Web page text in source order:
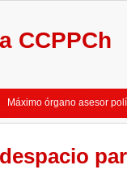
CCPPCh
Máximo legislador chino
Máximo órgano asesor
Máximo órgamo asesor
China pondrá mayor
No es fácil materializar